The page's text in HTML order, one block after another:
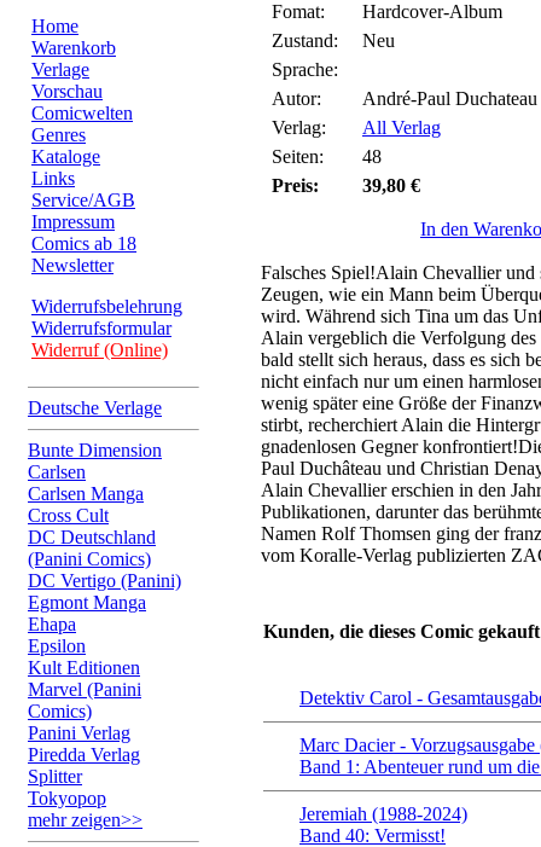
Home
Warenkorb
Verlage
Vorschau
Comicwelten
Genres
Kataloge
Links
Service/AGB
Impressum
Comics ab 18
Newsletter
Widerrufsbelehrung
Widerrufsformular
Widerruf (Online)
Deutsche Verlage
Bunte Dimension
Carlsen
Carlsen Manga
Cross Cult
DC Deutschland
(Panini Comics)
DC Vertigo (Panini)
Egmont Manga
Ehapa
Epsilon
Kult Editionen
Marvel (Panini
Comics)
Panini Verlag
Piredda Verlag
Splitter
Tokyopop
mehr zeigen>>
Fomat:
Hardcover-Album
Zustand:
Neu
Sprache:
Autor:
André-Paul
Verlag:
All Verlag
Seiten:
48
Preis:
39,80 €
In den
Falsches Spiel!Alain Chevallier und
Zeugen, wie ein Mann beim
wird. Während sich Tina um das
Alain vergeblich die Verfolgung
bald stellt sich heraus, dass es sich
nicht einfach nur um einen
wenig später eine Größe der
stirbt, recherchiert Alain die
gnadenlosen Gegner
Paul Duchâteau und Christian
Alain Chevallier erschien in den
Publikationen, darunter das
Namen Rolf Thomsen ging der
vom Koralle-Verlag publizierten
Kunden, die dieses Comic
Detektiv Carol -
Marc Dacier - Vorzugsausgabe
Band 1: Abenteuer rund um
Jeremiah (1988-2024)
Band 40: Vermisst!